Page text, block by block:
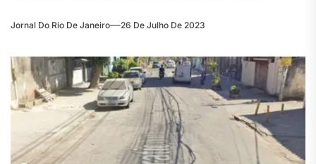
Jornal Do Rio De Janeiro 26 De Julho De 2023